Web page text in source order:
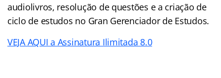
audiolivros, resolução de questões e a criação de
ciclo de estudos no Gran Gerenciador de Estudos.
VEJA AQUI a Assinatura Ilimitada 8.0